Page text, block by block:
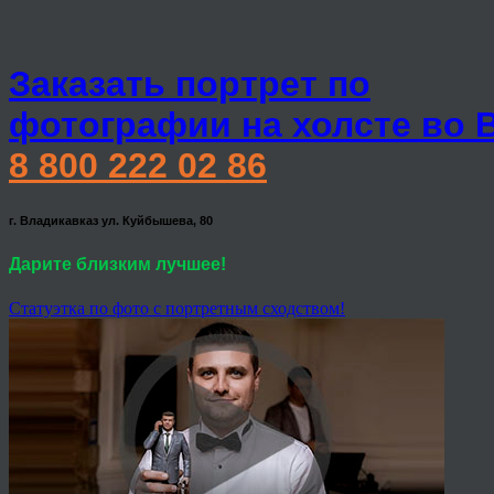
Заказать портрет по
фотографии на холсте во
8 800 222 02 86
г. Владикавказ ул. Куйбышева, 80
Дарите близким лучшее!
Статуэтка по фото с портретным сходством!